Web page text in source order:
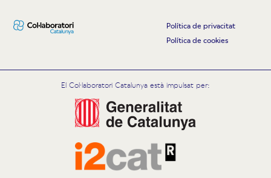
Política de privacitat
Política de cookies
El Col·laboratori Catalunya està impulsat per: